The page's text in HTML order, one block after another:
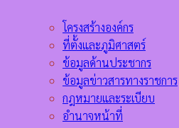
โครงสร้างองค์กร
ที่ตั้งและภูมิศาสตร์
ข้อมูลด้านประชากร
ข้อมูลข่าวสารทางราชการ
กฎหมายและระเบียบ
อำนาจหน้าที่